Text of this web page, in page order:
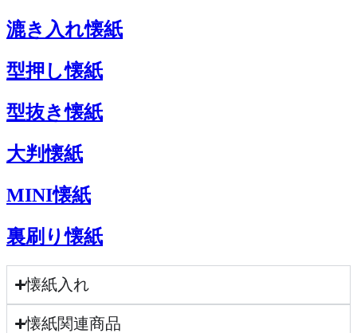
漉き入れ懐紙
型押し懐紙
型抜き懐紙
大判懐紙
MINI懐紙
裏刷り懐紙
懐紙入れ
懐紙関連商品